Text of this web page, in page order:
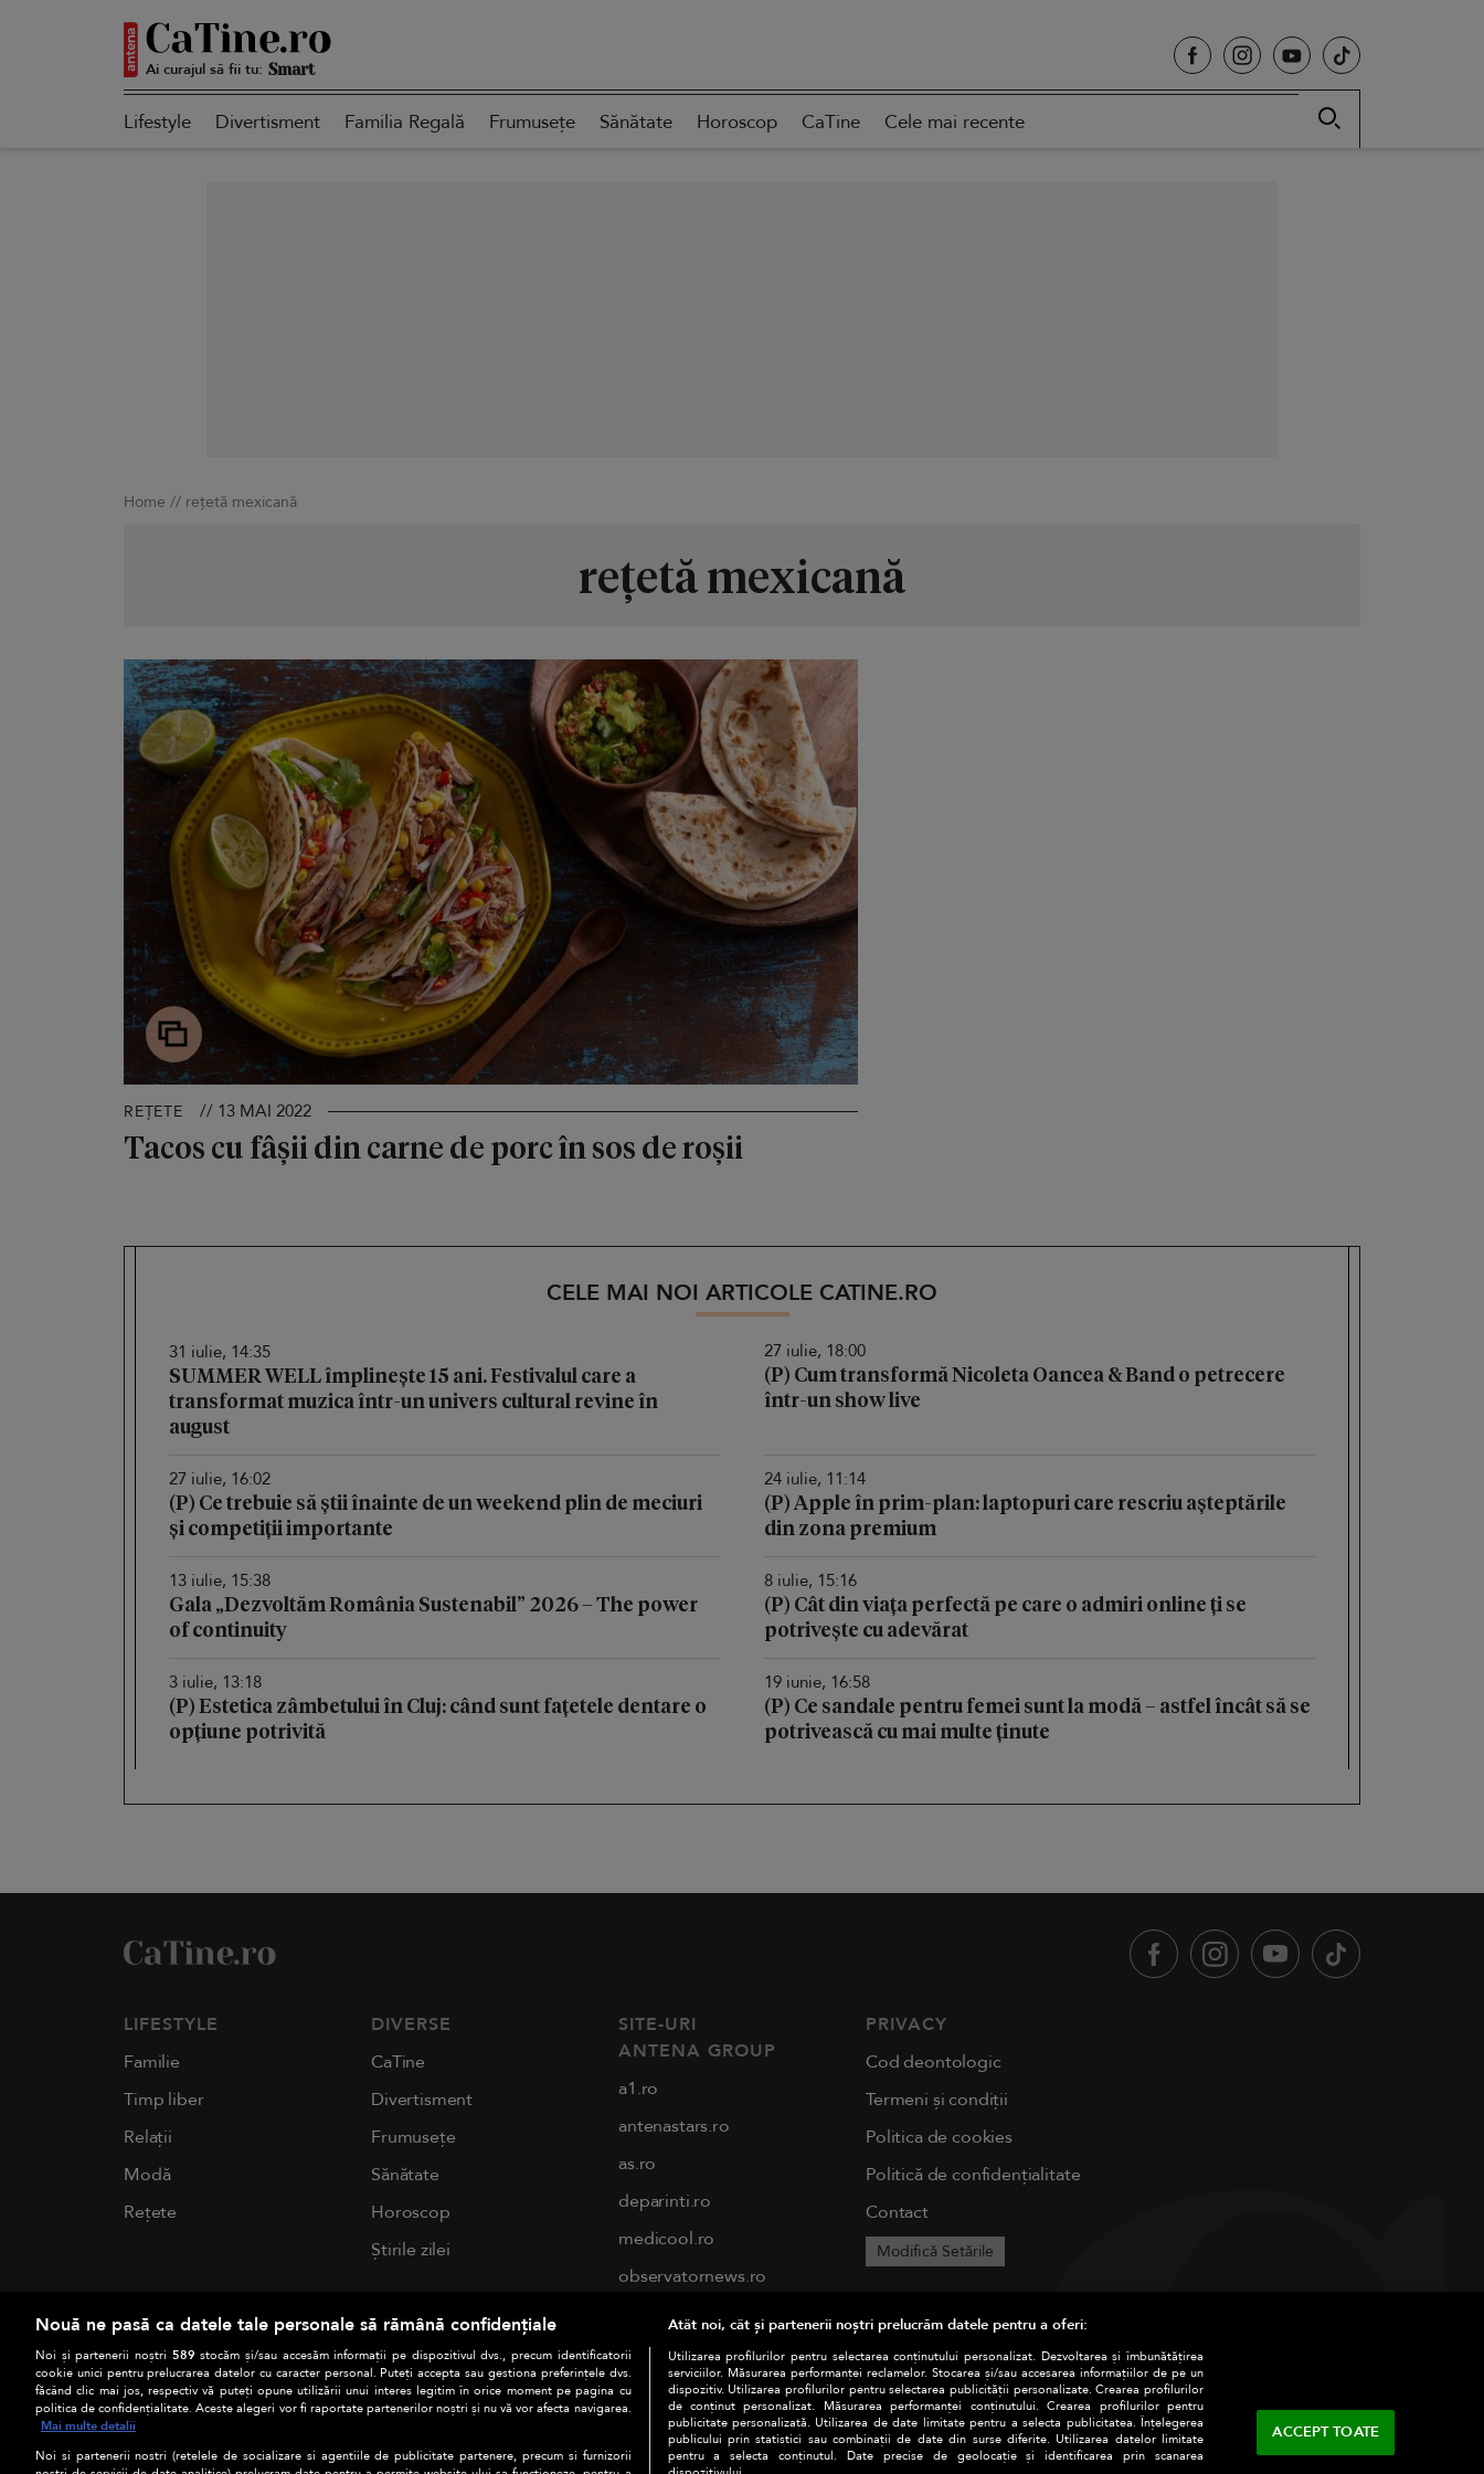
Ai curajul să fii tu: Smart
Lifestyle Divertisment Familia Regală Frumusețe Sănătate Horoscop CaTine Cele mai recente
Home // rețetă mexicană
rețetă mexicană
REȚETE // 13 MAI 2022
Tacos cu fâșii din carne de porc în sos de roșii
CELE MAI NOI ARTICOLE CATINE.RO
31 iulie, 14:35
SUMMER WELL împlinește 15 ani. Festivalul care a
transformat muzica într-un univers cultural revine în
august
27 iulie, 18:00
(P) Cum transformă Nicoleta Oancea & Band o petrecere
într-un show live
27 iulie, 16:02
(P) Ce trebuie să știi înainte de un weekend plin de meciuri
și competiții importante
24 iulie, 11:14
(P) Apple în prim-plan: laptopuri care rescriu așteptările
din zona premium
13 iulie, 15:38
Gala „Dezvoltăm România Sustenabil” 2026 – The power
of continuity
8 iulie, 15:16
(P) Cât din viața perfectă pe care o admiri online ți se
potrivește cu adevărat
3 iulie, 13:18
(P) Estetica zâmbetului în Cluj: când sunt fațetele dentare o
opțiune potrivită
19 iunie, 16:58
(P) Ce sandale pentru femei sunt la modă – astfel încât să se
potrivească cu mai multe ținute
LIFESTYLE
Familie
Timp liber
Relații
Modă
Rețete
DIVERSE
CaTine
Divertisment
Frumusețe
Sănătate
Horoscop
Știrile zilei
SITE-URI
ANTENA GROUP
a1.ro
antenastars.ro
as.ro
deparinti.ro
medicool.ro
observatornews.ro
spynews.ro
tvhappy.ro
useit.ro
chefi.ro
zutv.ro
PRIVACY
Cod deontologic
Termeni și condiții
Politica de cookies
Politică de confidențialitate
Contact
Modifică Setările
Nouă ne pasă ca datele tale personale să rămână confidențiale
Noi și partenerii noștri 589 stocăm și/sau accesăm informații pe dispozitivul dvs., precum identificatorii
cookie unici pentru prelucrarea datelor cu caracter personal. Puteți accepta sau gestiona preferințele dvs.
făcând clic mai jos, respectiv vă puteți opune utilizării unui interes legitim în orice moment pe pagina cu
politica de confidențialitate. Aceste alegeri vor fi raportate partenerilor noștri și nu vă vor afecta navigarea.
Mai multe detalii
Noi si partenerii nostri (retelele de socializare si agentiile de publicitate partenere, precum si furnizorii
Atât noi, cât și partenerii noștri prelucrăm datele pentru a oferi:
Utilizarea profilurilor pentru selectarea conținutului personalizat. Dezvoltarea și îmbunătățirea
serviciilor. Măsurarea performanței reclamelor. Stocarea și/sau accesarea informațiilor de pe un
dispozitiv. Utilizarea profilurilor pentru selectarea publicității personalizate. Crearea profilurilor
de conținut personalizat. Măsurarea performanței conținutului. Crearea profilurilor pentru
publicitate personalizată. Utilizarea de date limitate pentru a selecta publicitatea. Înțelegerea
publicului prin statistici sau combinații de date din surse diferite. Utilizarea datelor limitate
pentru a selecta conținutul. Date precise de geolocație și identificarea prin scanarea
ACCEPT TOATE